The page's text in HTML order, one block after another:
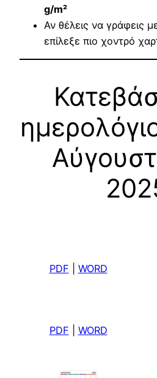
g/m²
Αν θέλεις να γράφεις
επίλεξε πιο χοντρό
PDF WORD
PDF
WORD